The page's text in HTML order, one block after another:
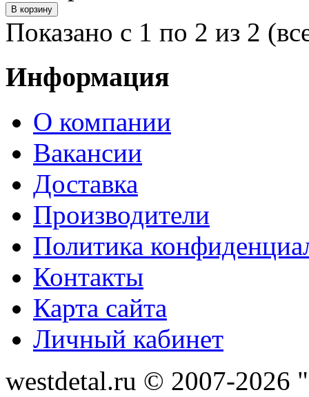
Показано с 1 по 2 из 2
Информация
О компании
Вакансии
Доставка
Производители
Политика
Контакты
Карта сайта
Личный кабинет
westdetal.ru © 2007-2026